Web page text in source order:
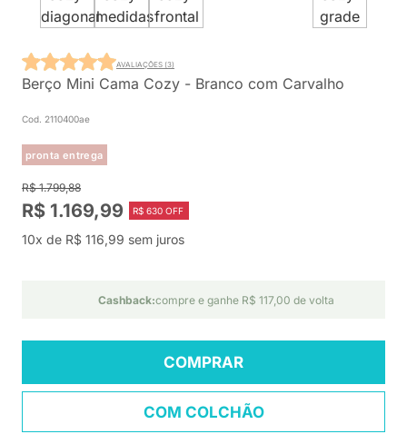
Berço Mini Cama Cozy - Branco com Carvalho
Cod. 2110400ae
pronta entrega
AVALIAÇÕES (3)
R$ 1.799,88
R$ 1.169,99 R$ 630 OFF
10x de R$ 116,99 sem juros
Cashback:compre e ganhe R$ 117,00 de volta
COMPRAR
COM COLCHÃO